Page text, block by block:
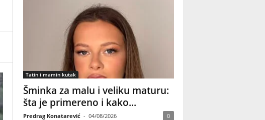
Tatin i mamin kutak
Šminka za malu i veliku maturu:
šta je primereno i kako...
Predrag Konatarević - 04/08/2026 0